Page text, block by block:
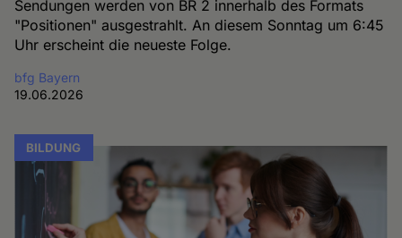
Sendungen werden von BR 2 innerhalb des Formats
"Positionen" ausgestrahlt. An diesem Sonntag um 6:45
Uhr erscheint die neueste Folge.
bfg Bayern
19.06.2026
BILDUNG